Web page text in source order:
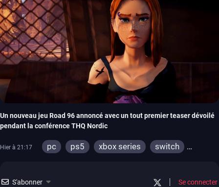
Un nouveau jeu Road 96 annoncé avec un tout premier teaser dévoilé
pendant la conférence THQ Nordic
Hier à 21:17 pc ps5 xbox series
switch
S'abonner Se connecter